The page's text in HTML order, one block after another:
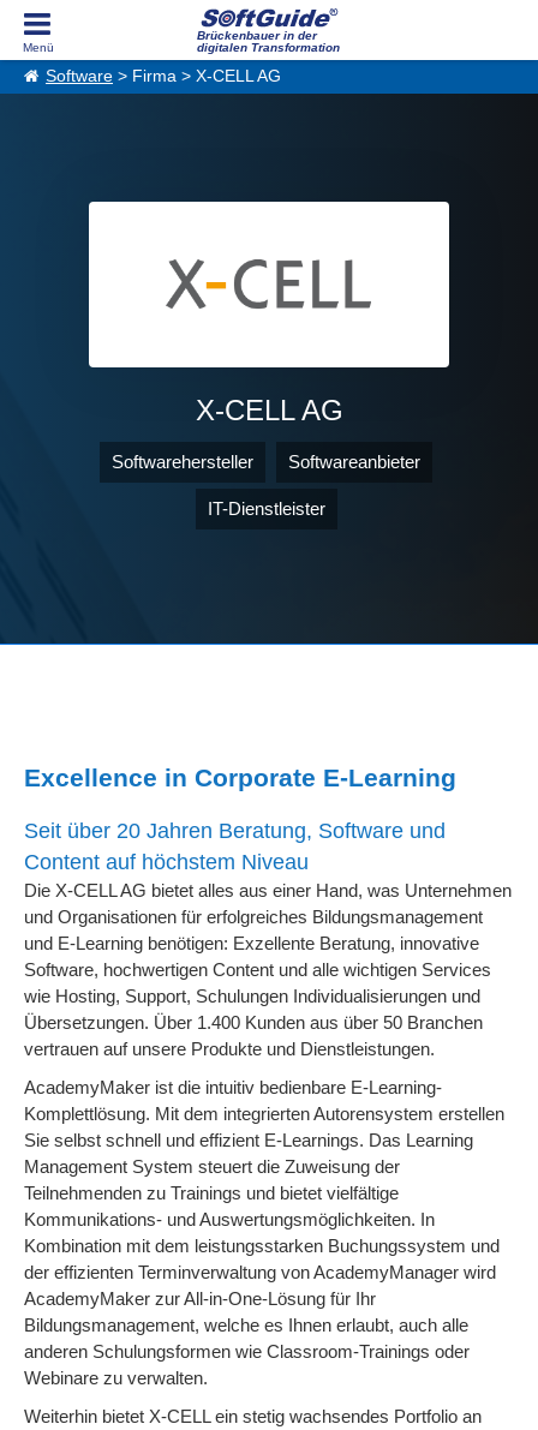
Brückenbauer in der
digitalen Transformation
Software > Firma > X-CELL AG
X-CELL AG
Softwarehersteller Softwareanbieter
IT-Dienstleister
Excellence in Corporate E-Learning
Seit über 20 Jahren Beratung, Software und
Content auf höchstem Niveau
Die X-CELL AG bietet alles aus einer Hand, was Unternehmen
und Organisationen für erfolgreiches Bildungsmanagement
und E-Learning benötigen: Exzellente Beratung, innovative
Software, hochwertigen Content und alle wichtigen Services
wie Hosting, Support, Schulungen Individualisierungen und
Übersetzungen. Über 1.400 Kunden aus über 50 Branchen
vertrauen auf unsere Produkte und Dienstleistungen.
AcademyMaker ist die intuitiv bedienbare E-Learning-
Komplettlösung. Mit dem integrierten Autorensystem erstellen
Sie selbst schnell und effizient E-Learnings. Das Learning
Management System steuert die Zuweisung der
Teilnehmenden zu Trainings und bietet vielfältige
Kommunikations- und Auswertungsmöglichkeiten. In
Kombination mit dem leistungsstarken Buchungssystem und
der effizienten Terminverwaltung von AcademyManager wird
AcademyMaker zur All-in-One-Lösung für Ihr
Bildungsmanagement, welche es Ihnen erlaubt, auch alle
anderen Schulungsformen wie Classroom-Trainings oder
Webinare zu verwalten.
Weiterhin bietet X-CELL ein stetig wachsendes Portfolio an